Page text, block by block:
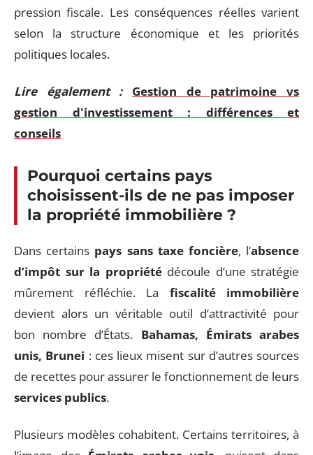
pression fiscale. Les conséquences réelles varient
selon la structure économique et les priorités
politiques locales.
Lire également :
Gestion de patrimoine vs
gestion d'investissement : différences et
conseils
Pourquoi certains pays
choisissent-ils de ne pas imposer
la propriété immobilière ?
Dans certains pays sans taxe foncière, l’absence
d’impôt sur la propriétédécoule d’une stratégie
mûrement réfléchie. La fiscalité immobilière
devient alors un véritable outil d’attractivité pour
bon nombre d’États. Bahamas, Émirats arabes
unis, Brunei : ces lieux misent sur d’autres sources
de recettes pour assurer le fonctionnement de leurs
services publics.
Plusieurs modèles cohabitent. Certains territoires, à